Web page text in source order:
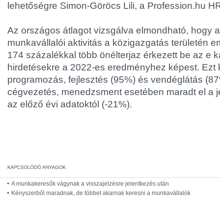
lehetőségre Simon-Göröcs Lili, a Profession.hu
Az országos átlagot vizsgálva elmondható, hogy
munkavállalói aktivitás a közigazgatás területén
174 százalékkal több önélterjaz érkezett be az e
hirdetésekre a 2022-es eredményhez képest. Ezt
programozás, fejlesztés (95%) és vendéglátás
cégvezetés, menedzsment esetében maradt el a
az előző évi adatoktól (-21%).
A munkakeresők vágynak a visszajelzésre jelentkezés után
Kényszerből maradnak, de többet akarnak keresni a munkavállalók